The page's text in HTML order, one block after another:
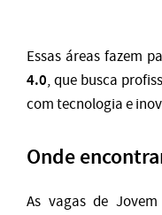
Essas áreas fazem
4.0, que busca
com tecnologia e
Onde
As vagas de Jovem